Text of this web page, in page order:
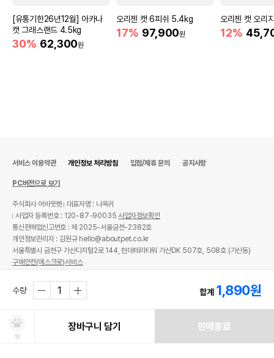
[유통기한26년12월] 아카나
캣 그래스랜드 4.5kg
30% 62,300원
오리젠 캣 6피쉬 5.4kg
17% 97,900원
오리젠 캣 오리
12%
수량 합계 1,890원
찜
장바구니 담기 판매종료
서비스 이용약관 개인정보 처리방침 입점/제휴 문의 공지사항
PC버전으로 보기
주식회사 어바웃펫
대표자명 : 나옥귀
사업자 등록번호 : 120-87-90035사업자정보확인
통신판매업신고번호 : 제 2025-서울금천-2382호
개인정보관리자 : 김원규 hello@aboutpet.co.kr
서울특별시 금천구 가산디지털2로 144, 현대테라타워 가산DK 507호, 508호 (가산동)
구매안전(에스크로)서비스